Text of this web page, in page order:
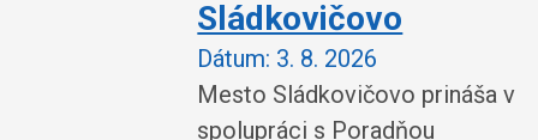
Sládkovičovo
Dátum: 3. 8. 2026
Mesto Sládkovičovo prináša v
spolupráci s Poradňou